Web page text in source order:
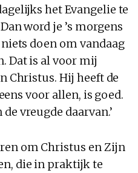
het Evangelie te
word je ’s morgens
doen om vandaag
Dat is al voor mij
Christus. Hij heeft de
voor allen, is goed.
vreugde daarvan.’
om Christus en Zijn
die in praktijk te